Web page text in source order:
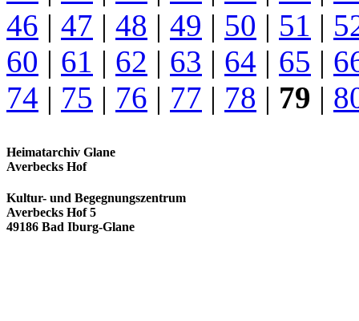
46 | 47 | 48 | 49 | 50 | 51 |
60 | 61 | 62 | 63 | 64 | 65 |
74 | 75 | 76 | 77 | 78 | 79 |
Heimatarchiv Glane
Averbecks Hof
Kultur- und Begegnungszentrum
Averbecks Hof 5
49186 Bad Iburg-Glane